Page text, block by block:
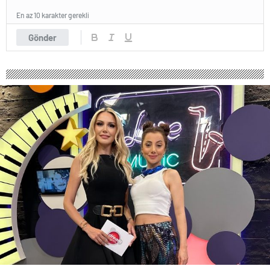
Gönder
En az 10 karakter gerekli